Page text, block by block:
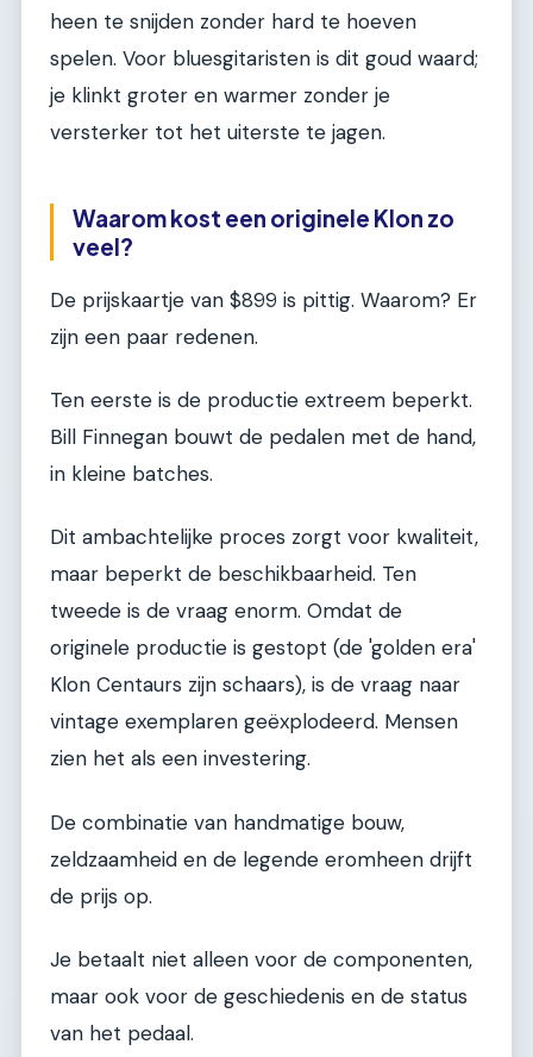
heen te snijden zonder hard te hoeven
spelen. Voor bluesgitaristen is dit goud waard;
je klinkt groter en warmer zonder je
versterker tot het uiterste te jagen.
Waarom kost een originele Klon zo
veel?
De prijskaartje van $899 is pittig. Waarom? Er
zijn een paar redenen.
Ten eerste is de productie extreem beperkt.
Bill Finnegan bouwt de pedalen met de hand,
in kleine batches.
Dit ambachtelijke proces zorgt voor kwaliteit,
maar beperkt de beschikbaarheid. Ten
tweede is de vraag enorm. Omdat de
originele productie is gestopt (de 'golden era'
Klon Centaurs zijn schaars), is de vraag naar
vintage exemplaren geëxplodeerd. Mensen
zien het als een investering.
De combinatie van handmatige bouw,
zeldzaamheid en de legende eromheen drijft
de prijs op.
Je betaalt niet alleen voor de componenten,
maar ook voor de geschiedenis en de status
van het pedaal.